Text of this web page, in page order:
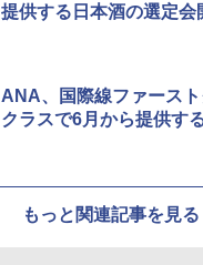
提供する日本酒の選定会
ANA、国際線ファース
クラスで6月から提供す
もっと関連記事を見る